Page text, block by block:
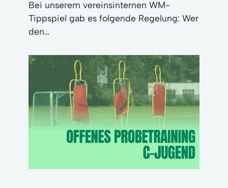
Bei unserem vereinsinternen WM-
Tippspiel gab es folgende Regelung: Wer
den…